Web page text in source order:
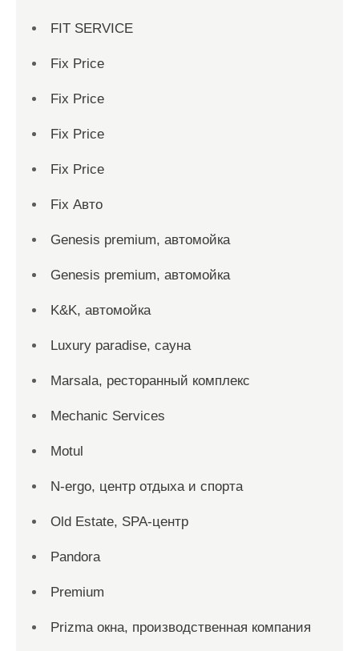
FIT SERVICE
Fix Price
Fix Price
Fix Price
Fix Price
Fix Авто
Genesis premium, автомойка
Genesis premium, автомойка
K&K, автомойка
Luxury paradise, сауна
Marsala, ресторанный комплекс
Mechanic Services
Motul
N-ergo, центр отдыха и спорта
Old Estate, SPA-центр
Pandora
Premium
Prizma окна, производственная компания